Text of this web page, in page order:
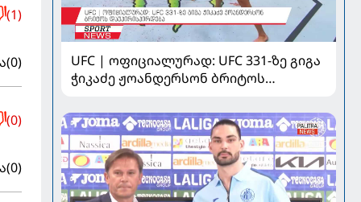
(1)
(0)
(0)
(0)
UFC | ოფიციალურად: UFC 331-ზე გიგა
ჭიკაძე ჟოანდერსონ ბრიტოს